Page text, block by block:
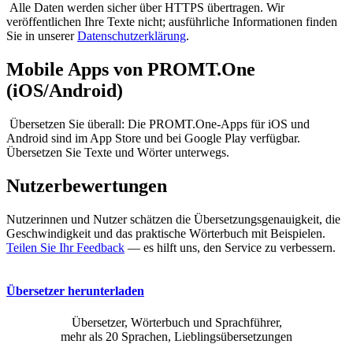
Alle Daten werden sicher über HTTPS übertragen. Wir
veröffentlichen Ihre Texte nicht; ausführliche Informationen finden
Sie in unsererDatenschutzerklärung.
Mobile Apps von PROMT.One
(iOS/Android)
Übersetzen Sie überall: Die PROMT.One-Apps für iOS und
Android sind im App Store und bei Google Play verfügbar.
Übersetzen Sie Texte und Wörter unterwegs.
Nutzerbewertungen
Nutzerinnen und Nutzer schätzen die Übersetzungsgenauigkeit, die
Geschwindigkeit und das praktische Wörterbuch mit Beispielen.
Teilen Sie Ihr Feedback — es hilft uns, den Service zu verbessern.
Übersetzer herunterladen
Übersetzer, Wörterbuch und Sprachführer,
mehr als 20 Sprachen, Lieblingsübersetzungen